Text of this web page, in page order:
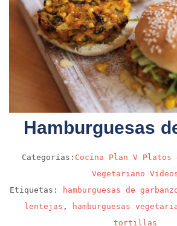
Hamburguesas
Categorías: Cocina Plan V Platos
Vegetariano
Etiquetas:
hamburguesas de
lentejas , hamburguesas
tortillas